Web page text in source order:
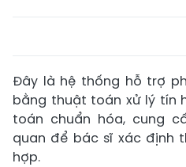
Đây là hệ thống hỗ trợ
bằng thuật toán xử lý tín
toán chuẩn hóa, cung
quan để bác sĩ xác định
hợp.